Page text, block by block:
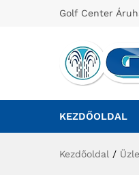
Golf Center
KEZDŐOLDAL
Kezdőoldal /